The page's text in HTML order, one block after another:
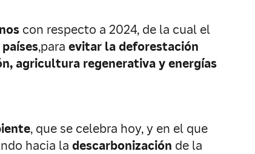
con respecto a 2024, de la cual el
,para evitar la deforestación
agricultura regenerativa y energías
, que se celebra hoy, y en el que
hacia la descarbonización de la